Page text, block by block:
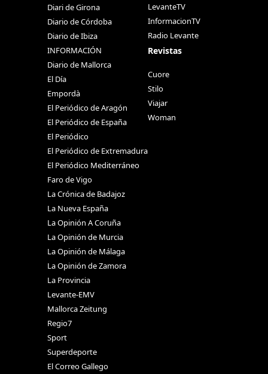
Diari de Girona
Diario de Córdoba
Diario de Ibiza
INFORMACIÓN
Diario de Mallorca
El Día
Empordà
El Periódico de Aragón
El Periódico de España
El Periódico
El Periódico de Extremadura
El Periódico Mediterráneo
Faro de Vigo
La Crónica de Badajoz
La Nueva España
La Opinión A Coruña
La Opinión de Murcia
La Opinión de Málaga
La Opinión de Zamora
La Provincia
Levante-EMV
Mallorca Zeitung
Regio7
Sport
Superdeporte
El Correo Gallego
LevanteTV
InformacionTV
Radio Levante
Revistas
Cuore
Stilo
Viajar
Woman